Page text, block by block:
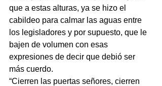
que a estas alturas, ya se hizo el
cabildeo para calmar las aguas entre
los legisladores y por supuesto, que le
bajen de volumen con esas
expresiones de decir que debió ser
más cuerdo.
“Cierren las puertas señores, cierren